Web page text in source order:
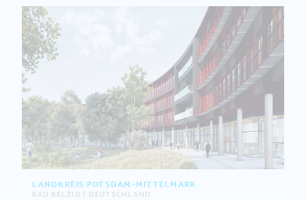
LANDKREIS POTSDAM-MITTELMARK
BAD BELZIG | DEUTSCHLAND